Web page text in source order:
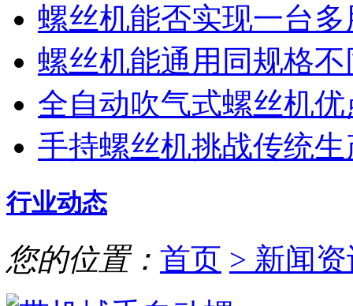
螺丝机能否实现一台多
螺丝机能通用同规格
全自动吹气式螺丝机优
手持螺丝机挑战传统
行业动态
您的位置： 首页 > 新闻